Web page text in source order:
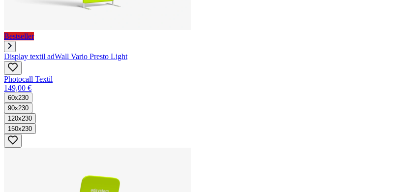
Bestseller
Display textil adWall Vario Presto Light
Photocall Textil
149,00 €
60x230
90x230
120x230
150x230